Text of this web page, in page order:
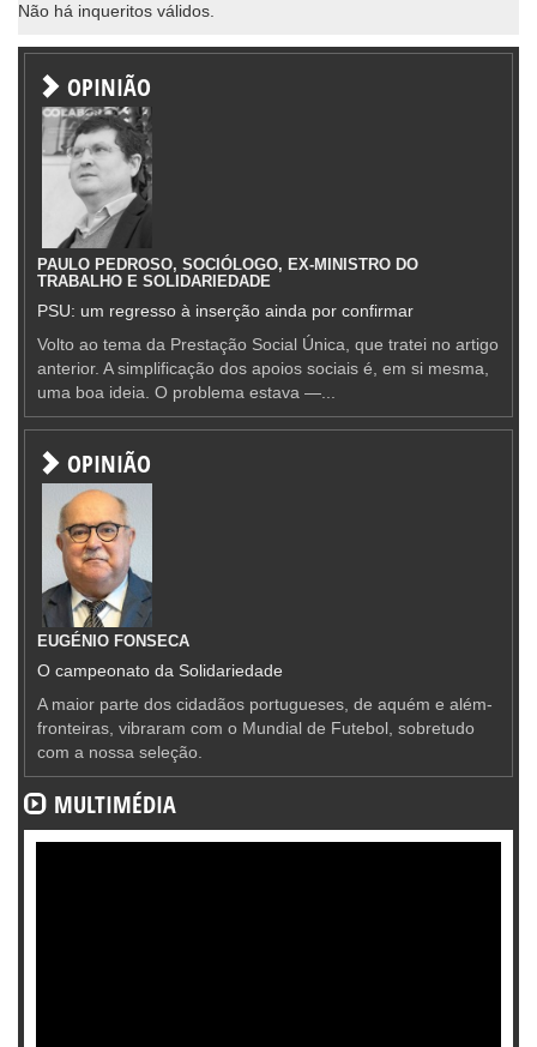
Não há inqueritos válidos.
OPINIÃO
PAULO PEDROSO, SOCIÓLOGO, EX-MINISTRO DO
TRABALHO E SOLIDARIEDADE
PSU: um regresso à inserção ainda por confirmar
Volto ao tema da Prestação Social Única, que tratei no artigo
anterior. A simplificação dos apoios sociais é, em si mesma,
uma boa ideia. O problema estava —...
OPINIÃO
EUGÉNIO FONSECA
O campeonato da Solidariedade
A maior parte dos cidadãos portugueses, de aquém e além-
fronteiras, vibraram com o Mundial de Futebol, sobretudo
com a nossa seleção.
MULTIMÉDIA